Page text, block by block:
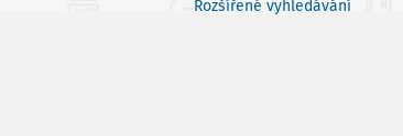
Rozšířené vyhledávání